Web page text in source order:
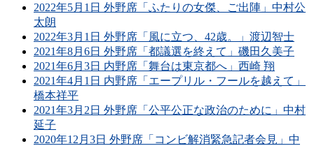
2022年5月1日 外野席「ふたりの女傑、ご出陣」中村公
太朗
2022年3月1日 外野席「風に立つ、42歳。」渡辺智士
2021年8月6日 外野席「都議選を終えて」磯田久美子
2021年6月3日 内野席「舞台は東京都へ」西崎 翔
2021年4月1日 内野席「エープリル・フールを越えて」
橋本祥平
2021年3月2日 外野席「公平公正な政治のために」中村
延子
2020年12月3日 外野席「コンビ解消緊急記者会見」中